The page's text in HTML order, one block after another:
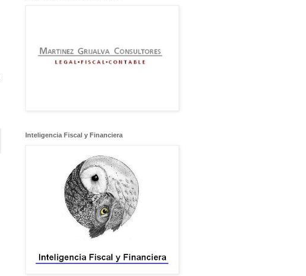
Inteligencia Fiscal y Financiera